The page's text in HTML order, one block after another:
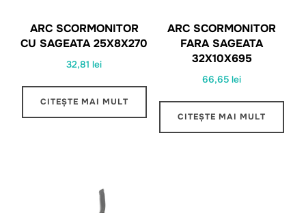
ARC SCORMONITOR
CU SAGEATA 25X8X270
32,81lei
CITEȘTE MAI MULT
ARC SCORMONITOR
FARA SAGEATA
32X10X695
66,65lei
CITEȘTE MAI MULT